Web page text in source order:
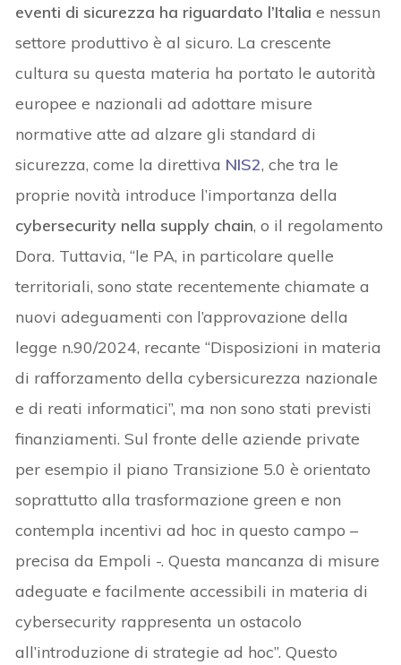
eventi di sicurezza ha riguardato l’Italia e nessun
settore produttivo è al sicuro. La crescente
cultura su questa materia ha portato le autorità
europee e nazionali ad adottare misure
normative atte ad alzare gli standard di
sicurezza, come la direttiva NIS2, che tra le
proprie novità introduce l’importanza della
cybersecurity nella supply chain, o il regolamento
Dora. Tuttavia, “le PA, in particolare quelle
territoriali, sono state recentemente chiamate a
nuovi adeguamenti con l’approvazione della
legge n.90/2024, recante “Disposizioni in materia
di rafforzamento della cybersicurezza nazionale
e di reati informatici”, ma non sono stati previsti
finanziamenti. Sul fronte delle aziende private
per esempio il piano Transizione 5.0 è orientato
soprattutto alla trasformazione green e non
contempla incentivi ad hoc in questo campo –
precisa da Empoli -. Questa mancanza di misure
adeguate e facilmente accessibili in materia di
cybersecurity rappresenta un ostacolo
all’introduzione di strategie ad hoc”. Questo